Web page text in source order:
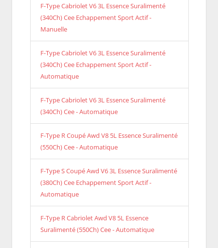
F-Type Cabriolet V6 3L Essence Suralimenté
(340Ch) Cee Echappement Sport Actif -
Manuelle
F-Type Cabriolet V6 3L Essence Suralimenté
(340Ch) Cee Echappement Sport Actif -
Automatique
F-Type Cabriolet V6 3L Essence Suralimenté
(340Ch) Cee - Automatique
F-Type R Coupé Awd V8 5L Essence Suralimenté
(550Ch) Cee - Automatique
F-Type S Coupé Awd V6 3L Essence Suralimenté
(380Ch) Cee Echappement Sport Actif -
Automatique
F-Type R Cabriolet Awd V8 5L Essence
Suralimenté (550Ch) Cee - Automatique